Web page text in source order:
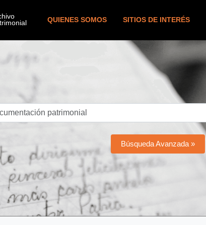
QUIENES SOMOS SITIOS DE INTERÉS
Búsqueda Avanzada »